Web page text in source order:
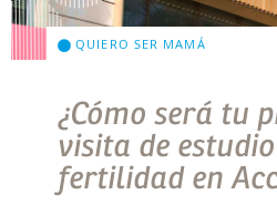
QUIERO SER MAMÁ
¿Cómo será tu
visita de
fertilidad en